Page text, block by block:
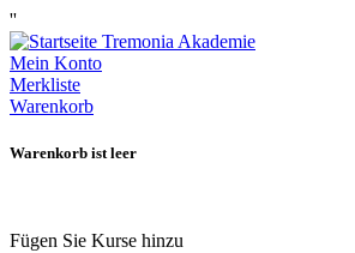
''
Mein Konto
Merkliste
Warenkorb
Warenkorb ist leer
Fügen Sie Kurse hinzu